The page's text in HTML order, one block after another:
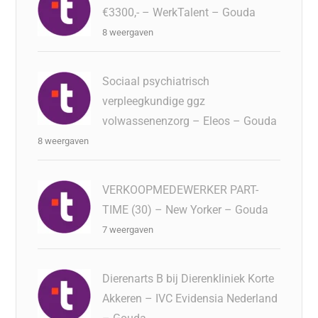
€3300,- – WerkTalent – Gouda
8 weergaven
Sociaal psychiatrisch
verpleegkundige ggz
volwassenenzorg – Eleos – Gouda
8 weergaven
VERKOOPMEDEWERKER PART-
TIME (30) – New Yorker – Gouda
7 weergaven
Dierenarts B bij Dierenkliniek Korte
Akkeren – IVC Evidensia Nederland